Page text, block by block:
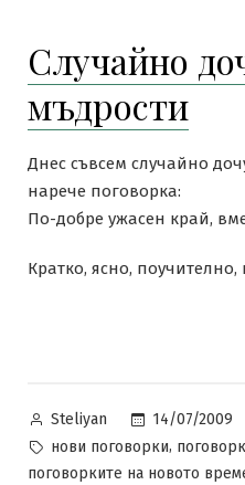
Случайно
мъдрости
Днес съвсем случайно
нарече поговорка:
По-добре ужасен край,
Кратко, ясно, поучително,
Posted
by
Steliyan 14/07/2009
Tags:
нови поговорки,
поговорките на новото